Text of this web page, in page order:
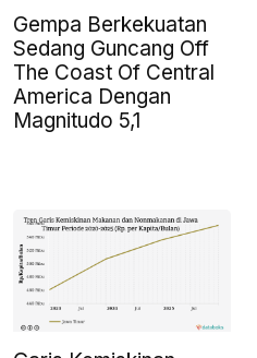
Gempa Berkekuatan
Sedang Guncang Off
The Coast Of Central
America Dengan
Magnitudo 5,1